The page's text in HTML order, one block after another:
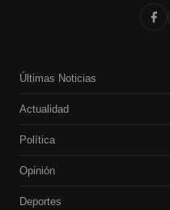
Últimas Noticias
Actualidad
Política
Opinión
Deportes